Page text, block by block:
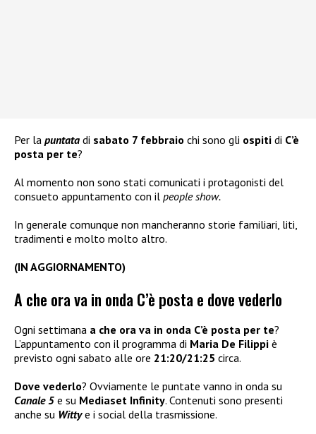
Per la puntata di sabato 7 febbraio chi sono gli ospiti di C’è
posta per te?
Al momento non sono stati comunicati i protagonisti del
consueto appuntamento con il people show.
In generale comunque non mancheranno storie familiari, liti,
tradimenti e molto molto altro.
(IN AGGIORNAMENTO)
A che ora va in onda C’è posta e dove vederlo
Ogni settimana a che ora va in onda C’è posta per te?
L’appuntamento con il programma di Maria De Filippi è
previsto ogni sabato alle ore 21:20/21:25 circa.
Dove vederlo? Ovviamente le puntate vanno in onda su
Canale 5 e su Mediaset Infinity. Contenuti sono presenti
anche su Wittye i social della trasmissione.